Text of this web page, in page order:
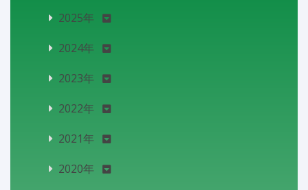
2025年
2024年
2023年
2022年
2021年
2020年